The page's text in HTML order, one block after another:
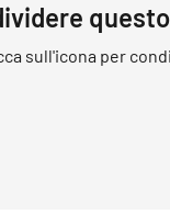
sull'icona per